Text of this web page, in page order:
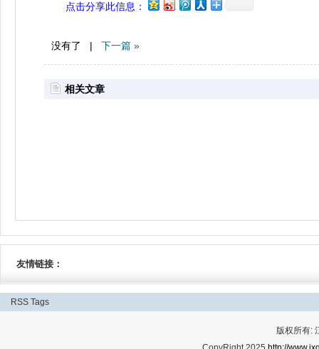
点击分享此信息：
没有了 | 下一篇 »
相关文章
友情链接：
RSS Tags
版权所有: